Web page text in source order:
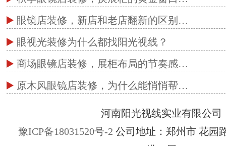
眼镜店装修，新店和老店翻新的区别…
眼视光装修为什么都找阳光视线？
商场眼镜店装修，展柜布局的节奏感…
原木风眼镜店装修，为什么能悄悄帮…
河南阳光视线实业有限公司
豫ICP备18031520号-2 公司地址：郑州市 花园